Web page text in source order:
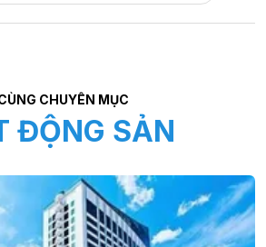
CHUYÊN MỤC
ĐỘNG SẢN